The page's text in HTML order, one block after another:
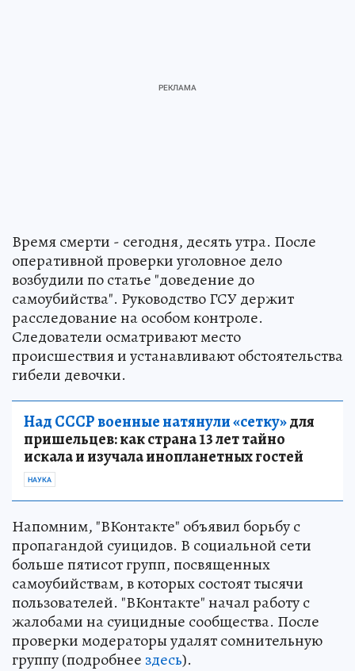
Время смерти - сегодня, десять утра. После
оперативной проверки уголовное дело
возбудили по статье "доведение до
самоубийства". Руководство ГСУ держит
расследование на особом контроле.
Следователи осматривают место
происшествия и устанавливают обстоятельства
гибели девочки.
Над СССР военные натянули «сетку»для
пришельцев: как страна 13 лет тайно
искала и изучала инопланетных гостей
НАУКА
Напомним, "ВКонтакте" объявил борьбу с
пропагандой суицидов. В социальной сети
больше пятисот групп, посвященных
самоубийствам, в которых состоят тысячи
пользователей. "ВКонтакте" начал работу с
жалобами на суицидные сообщества. После
проверки модераторы удалят сомнительную
группу (подробнее здесь).